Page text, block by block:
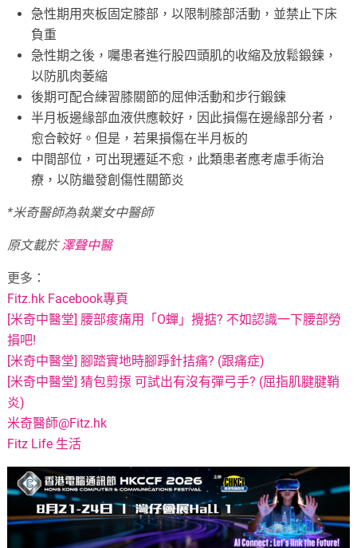
急性期用夾板固定膝部，以限制膝部活動，並禁止下床
負重
急性期之後，囑患者進行股四頭肌的收縮及放鬆鍛鍊，
以防肌肉萎縮
後期可配合練習膝關節的屈伸活動和步行鍛鍊
半月板邊緣部血液供應較好，因此損傷在邊緣部分者，
愈合較好。但是，若果損傷在半月板的
中間部位，可出現遷延不愈，此類患者應考慮手術治
療，以防繼發創傷性關節炎
*米奇醫師為執業女中醫師
原文載於澤聲中醫
更多：
Fitz.hk Facebook專頁
[米奇中醫堂] 腰部痠痛用「O蟬」攪掂? 不如認識一下腰部勞
損吧!
[米奇中醫堂] 腳踏實地時腳踭針拮痛? (跟痛症)
[米奇中醫堂] 猜包剪揼 可試出有沒有彈弓手? (屈指肌腱腱鞘
炎)
米奇醫師@Fitz.hk
Fitz Life 生活